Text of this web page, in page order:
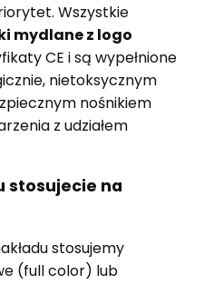
Wszystkie
mydlane z logo
CE i są wypełnione
nietoksycznym
nośnikiem
z udziałem
stosujecie na
stosujemy
(full color) lub